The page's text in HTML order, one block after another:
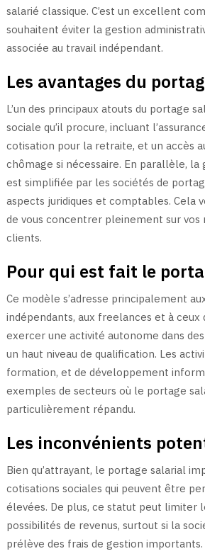
salarié classique. C’est un excellent
souhaitent éviter la gestion
associée au travail indépendant.
Les avantages du
L’un des principaux atouts du portage
sociale qu’il procure, incluant
cotisation pour la retraite, et un accès
chômage si nécessaire. En parallèle, la
est simplifiée par les sociétés de
aspects juridiques et comptables. Cela
de vous concentrer pleinement sur vos
clients.
Pour qui est fait le
Ce modèle s’adresse principalement
indépendants, aux freelances et à ceux
exercer une activité autonome dans
un haut niveau de qualification. Les
formation, et de développement
exemples de secteurs où le portage
particulièrement répandu.
Les inconvénients
Bien qu’attrayant, le portage salarial
cotisations sociales qui peuvent être
élevées. De plus, ce statut peut limiter
possibilités de revenus, surtout si la
prélève des frais de gestion importants.